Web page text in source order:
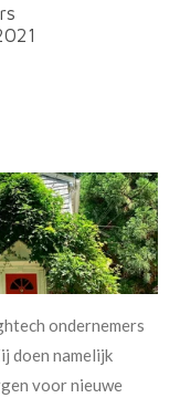
ondernemers
doen namelijk
voor nieuwe